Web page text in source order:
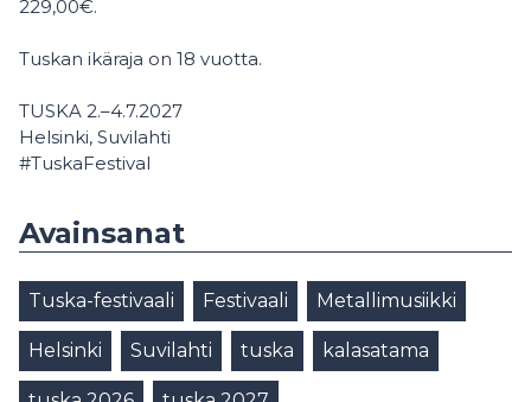
229,00€.
Tuskan ikäraja on 18 vuotta.
TUSKA 2.–4.7.2027
Helsinki, Suvilahti
#TuskaFestival
Avainsanat
Tuska-festivaali Festivaali Metallimusiikki
Helsinki Suvilahti tuska kalasatama